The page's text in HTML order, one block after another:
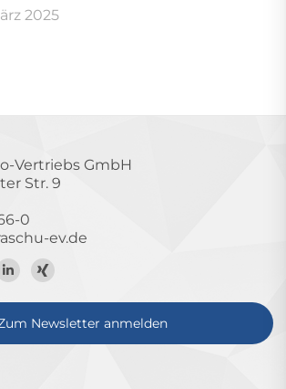
2025
Vertriebs GmbH
Str. 9
0
ev.de
Zum
LinkedIn-
Profil
Zum
Xing-
Profil
Newsletter anmelden